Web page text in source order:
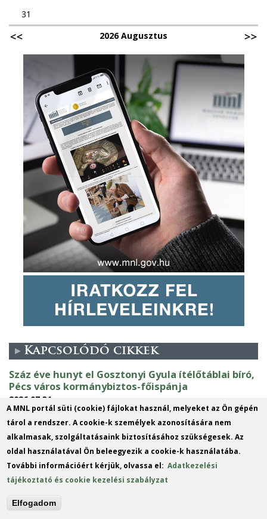
31
2026 Augusztus
Kapcsolódó cikkek
Száz éve hunyt el Gosztonyi Gyula ítélőtáblai bíró,
Pécs város kormánybiztos-főispánja
2026.07.31.
Tovább
Kutató- és ügyfélszolgálat nyári zárvatartása
2026.07.23.
Tovább
150 éve született Szőnyi Ottó régész, levéltáros,
2026.07.22.
A MNL portál süti (cookie) fájlokat használ, melyeket az Ön gépén
tárol a rendszer. A cookie-k személyek azonosítására nem
alkalmasak, szolgáltatásaink biztosításához szükségesek. Az
oldal használatával Ön beleegyezik a cookie-k használatába.
További információért kérjük, olvassa el:Adatkezelési
tájékoztató és cookie kezelési szabályzat
Elfogadom